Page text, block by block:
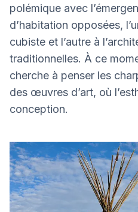
polémique avec
d’habitation opposées,
cubiste et l’autre à
traditionnelles. À ce
cherche à penser les
des œuvres d’art, où
conception.